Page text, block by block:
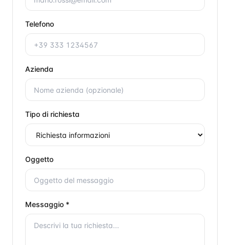
Telefono
Azienda
Tipo di richiesta
Oggetto
Messaggio *